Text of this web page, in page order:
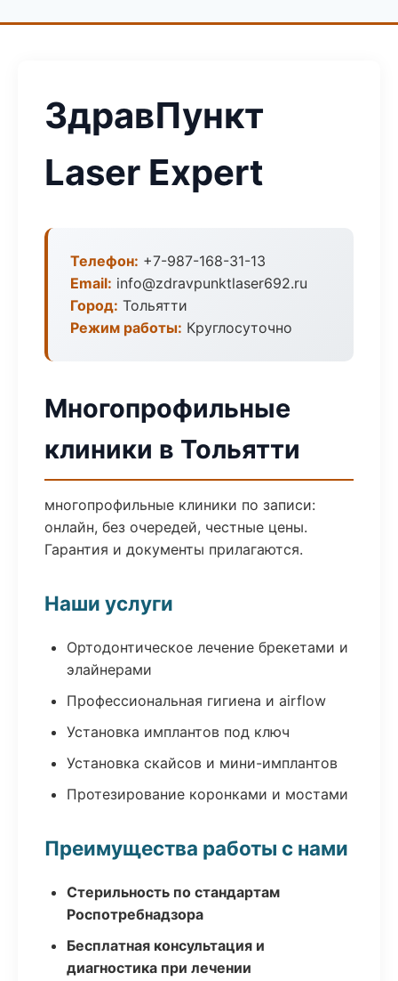
ЗдравПункт
Laser Expert
Телефон: +7-987-168-31-13
Email: info@zdravpunktlaser692.ru
Город: Тольятти
Режим работы: Круглосуточно
Многопрофильные
клиники в Тольятти
многопрофильные клиники по записи:
онлайн, без очередей, честные цены.
Гарантия и документы прилагаются.
Наши услуги
Ортодонтическое лечение брекетами и
элайнерами
Профессиональная гигиена и airflow
Установка имплантов под ключ
Установка скайсов и мини-имплантов
Протезирование коронками и мостами
Преимущества работы с нами
Стерильность по стандартам
Роспотребнадзора
Бесплатная консультация и
диагностика при лечении